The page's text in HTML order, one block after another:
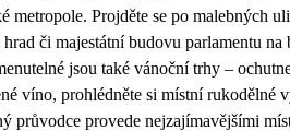
metropole. Projděte se po malebných
či majestátní budovu parlamentu
jsou také vánoční trhy –
víno, prohlédněte si místní
průvodce provede nejzajímavějšími